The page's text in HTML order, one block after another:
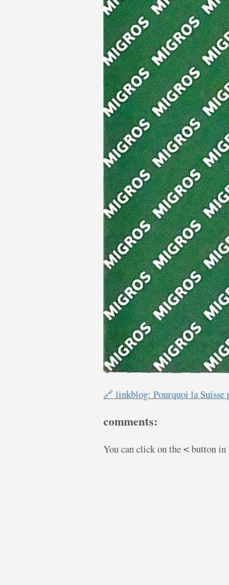
🔗 linkblog: Pourquoi la Suisse
comments:
You can click on the < button in